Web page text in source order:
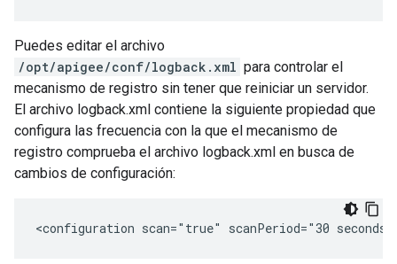
Puedes editar el archivo
/opt/apigee/conf/logback.xml para controlar el
mecanismo de registro sin tener que reiniciar un servidor.
El archivo logback.xml contiene la siguiente propiedad que
configura las frecuencia con la que el mecanismo de
registro comprueba el archivo logback.xml en busca de
cambios de configuración:
<configuration scan="true" scanPeriod="30